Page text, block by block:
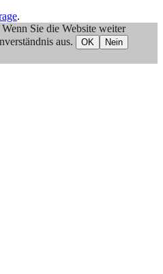
.
Sie die Website weiter
aus.
OK
Nein